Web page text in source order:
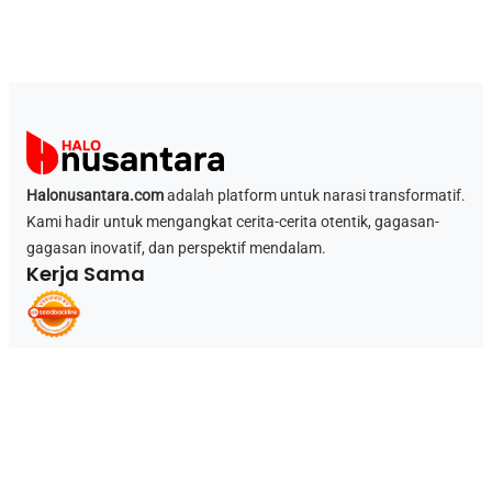
Halonusantara.comadalah platform untuk narasi transformatif.
Kami hadir untuk mengangkat cerita-cerita otentik, gagasan-
gagasan inovatif, dan perspektif mendalam.
Kerja Sama